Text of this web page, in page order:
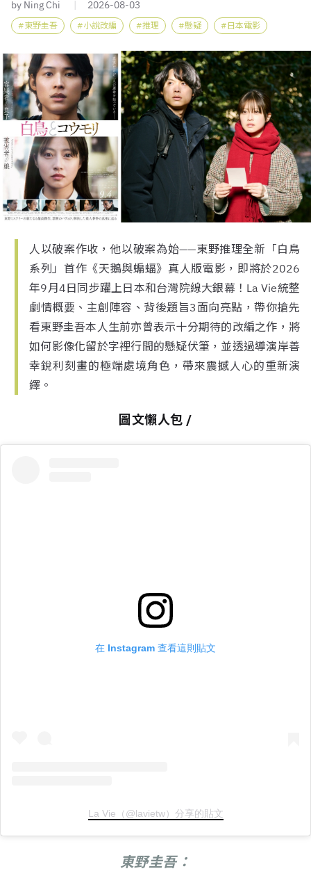
by Ning Chi 2026-08-03
東野圭吾 小說改編 推理 懸疑 日本電影
人以破案作收，他以破案為始——東野推理全新「白鳥
系列」首作《天鵝與蝙蝠》真人版電影，即將於2026
年9月4日同步躍上日本和台灣院線大銀幕！La Vie統整
劇情概要、主創陣容、背後題旨3面向亮點，帶你搶先
看東野圭吾本人生前亦曾表示十分期待的改編之作，將
如何影像化留於字裡行間的懸疑伏筆，並透過導演岸善
幸銳利刻畫的極端處境角色，帶來震撼人心的重新演
繹。
圖文懶人包 /
在 Instagram 查看這則貼文
La Vie（@lavietw）分享的貼文
東野圭吾：